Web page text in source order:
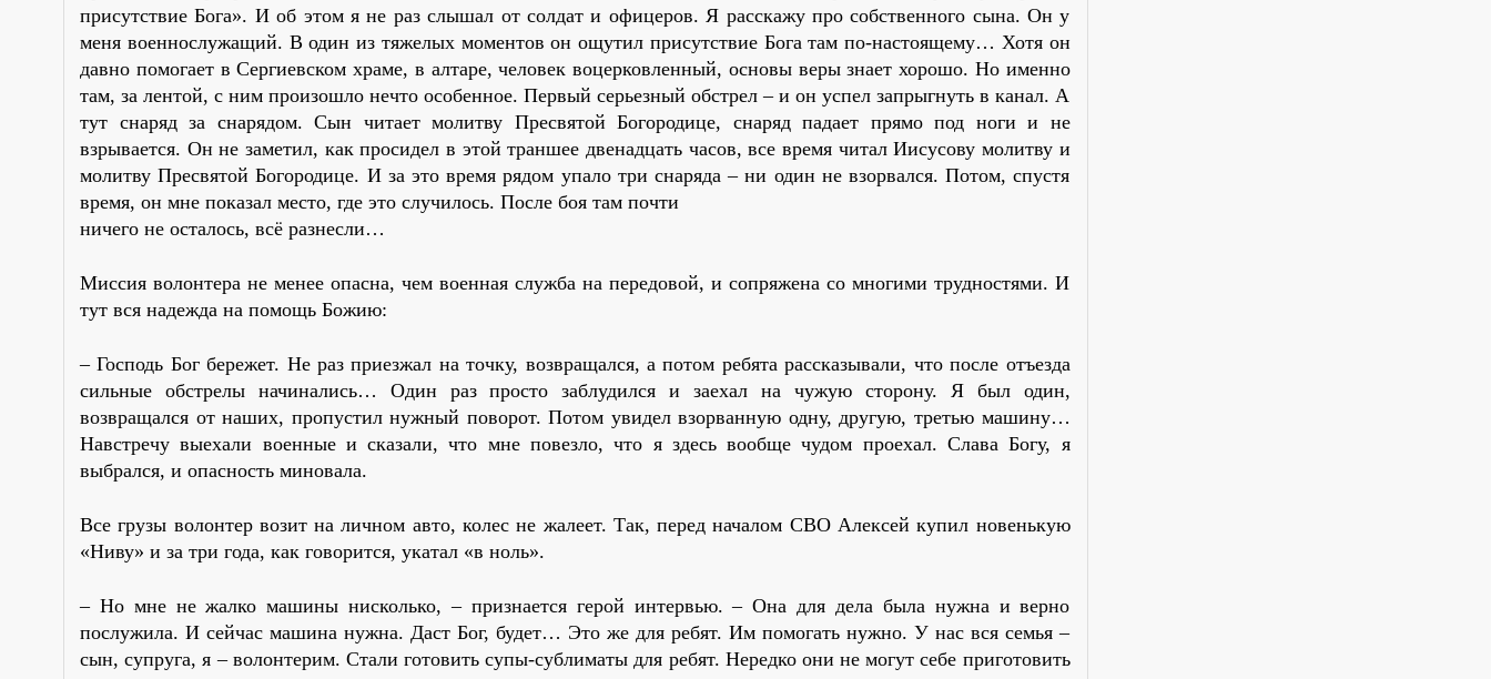
присутствие Бога». И об этом я не раз слышал от солдат и офицеров. Я расскажу про собственного сына. Он у
меня военнослужащий. В один из тяжелых моментов он ощутил присутствие Бога там по-настоящему… Хотя он
давно помогает в Сергиевском храме, в алтаре, человек воцерковленный, основы веры знает хорошо. Но именно
там, за лентой, с ним произошло нечто особенное. Первый серьезный обстрел – и он успел запрыгнуть в канал. А
тут снаряд за снарядом. Сын читает молитву Пресвятой Богородице, снаряд падает прямо под ноги и не
взрывается. Он не заметил, как просидел в этой траншее двенадцать часов, все время читал Иисусову молитву и
молитву Пресвятой Богородице. И за это время рядом упало три снаряда – ни один не взорвался. Потом, спустя
время, он мне показал место, где это случилось. После боя там почти
ничего не осталось, всё разнесли…
Миссия волонтера не менее опасна, чем военная служба на передовой, и сопряжена со многими трудностями. И
тут вся надежда на помощь Божию:
– Господь Бог бережет. Не раз приезжал на точку, возвращался, а потом ребята рассказывали, что после отъезда
сильные обстрелы начинались… Один раз просто заблудился и заехал на чужую сторону. Я был один,
возвращался от наших, пропустил нужный поворот. Потом увидел взорванную одну, другую, третью машину…
Навстречу выехали военные и сказали, что мне повезло, что я здесь вообще чудом проехал. Слава Богу, я
выбрался, и опасность миновала.
Все грузы волонтер возит на личном авто, колес не жалеет. Так, перед началом СВО Алексей купил новенькую
«Ниву» и за три года, как говорится, укатал «в ноль».
– Но мне не жалко машины нисколько, – признается герой интервью. – Она для дела была нужна и верно
послужила. И сейчас машина нужна. Даст Бог, будет… Это же для ребят. Им помогать нужно. У нас вся семья –
сын, супруга, я – волонтерим. Стали готовить супы-сублиматы для ребят. Нередко они не могут себе приготовить